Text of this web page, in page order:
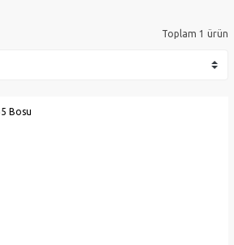
Toplam 1 ürün